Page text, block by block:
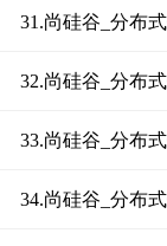
31.尚硅谷_分布
32.尚硅谷_分布
33.尚硅谷_分布
34.尚硅谷_分布